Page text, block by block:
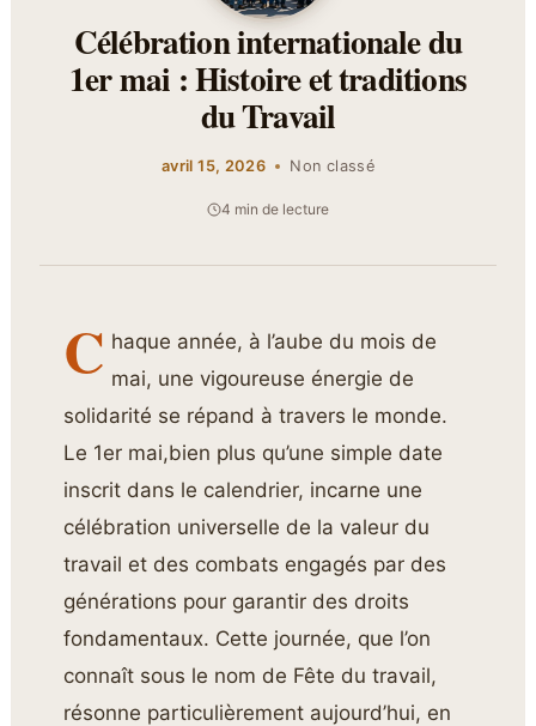
Célébration internationale du
1er mai : Histoire et traditions
du Travail
avril 15, 2026 Non classé
4 min de lecture
C haque année, à l’aube du mois de
mai, une vigoureuse énergie de
solidarité se répand à travers le monde.
Le 1er mai,bien plus qu’une simple date
inscrit dans le calendrier, incarne une
célébration universelle de la valeur du
travail et des combats engagés par des
générations pour garantir des droits
fondamentaux. Cette journée, que l’on
connaît sous le nom de Fête du travail,
résonne particulièrement aujourd’hui, en